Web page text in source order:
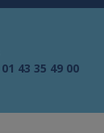
01 43 35 49 00